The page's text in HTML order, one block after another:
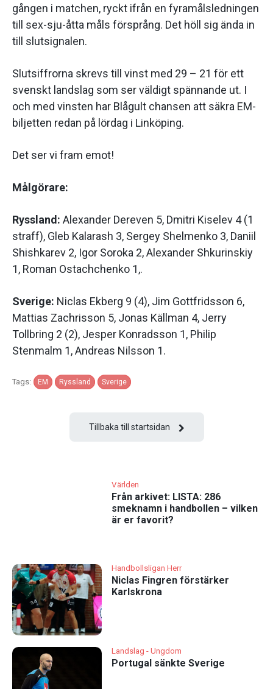
gången i matchen, ryckt ifrån en fyramålsledningen
till sex-sju-åtta måls försprång. Det höll sig ända in
till slutsignalen.
Slutsiffrorna skrevs till vinst med 29 – 21 för ett
svenskt landslag som ser väldigt spännande ut. I
och med vinsten har Blågult chansen att säkra EM-
biljetten redan på lördag i Linköping.
Det ser vi fram emot!
Målgörare:
Ryssland: Alexander Dereven 5, Dmitri Kiselev 4 (1
straff), Gleb Kalarash 3, Sergey Shelmenko 3, Daniil
Shishkarev 2, Igor Soroka 2, Alexander Shkurinskiy
1, Roman Ostachchenko 1,.
Sverige: Niclas Ekberg 9 (4), Jim Gottfridsson 6,
Mattias Zachrisson 5, Jonas Källman 4, Jerry
Tollbring 2 (2), Jesper Konradsson 1, Philip
Stenmalm 1, Andreas Nilsson 1.
Tags: EM Ryssland Sverige
Tillbaka till startsidan
Världen
Från arkivet: LISTA: 286
smeknamn i handbollen – vilken
är er favorit?
Handbollsligan Herr
Niclas Fingren förstärker
Karlskrona
Landslag - Ungdom
Portugal sänkte Sverige